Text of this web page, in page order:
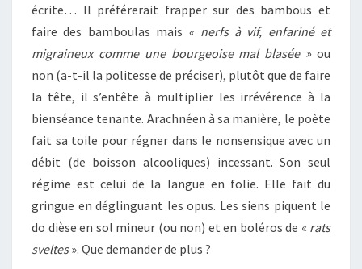
écrite… Il préférerait frapper sur des bambous et
faire des bamboulas mais « nerfs à vif, enfariné et
migraineux comme une bourgeoise mal blasée »ou
non (a-t-il la politesse de préciser), plutôt que de faire
la tête, il s’entête à multiplier les irrévérence à la
bienséance tenante. Arachnéen à sa manière, le poète
fait sa toile pour régner dans le nonsensique avec un
débit (de boisson alcooliques) incessant. Son seul
régime est celui de la langue en folie. Elle fait du
gringue en déglinguant les opus. Les siens piquent le
do dièse en sol mineur (ou non) et en boléros de « rats
sveltes». Que demander de plus ?